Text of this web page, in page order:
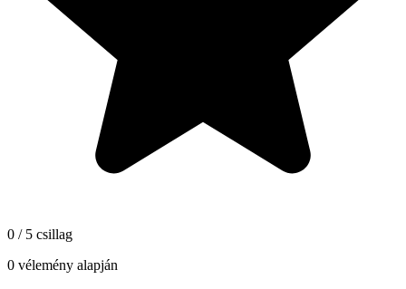
0 / 5 csillag
0 vélemény alapján